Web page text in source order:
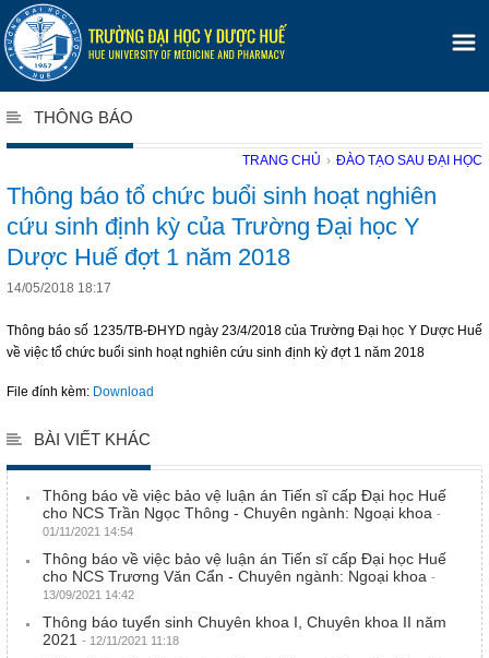
THÔNG BÁO
TRANG CHỦ › ĐÀO TẠO SAU ĐẠI HỌC
Thông báo tổ chức buổi sinh hoạt nghiên
cứu sinh định kỳ của Trường Đại học Y
Dược Huế đợt 1 năm 2018
14/05/2018 18:17
Thông báo số 1235/TB-ĐHYD ngày 23/4/2018 của Trường Đại học Y Dược Huế
về việc tổ chức buổi sinh hoạt nghiên cứu sinh định kỳ đợt 1 năm 2018
File đính kèm: Download
BÀI VIẾT KHÁC
Thông báo về việc bảo vệ luận án Tiến sĩ cấp Đại học Huế
cho NCS Trần Ngọc Thông - Chuyên ngành: Ngoại khoa -
01/11/2021 14:54
Thông báo về việc bảo vệ luận án Tiến sĩ cấp Đại học Huế
cho NCS Trương Văn Cẩn - Chuyên ngành: Ngoại khoa -
13/09/2021 14:42
Thông báo tuyển sinh Chuyên khoa I, Chuyên khoa II năm
2021 - 12/11/2021 11:18